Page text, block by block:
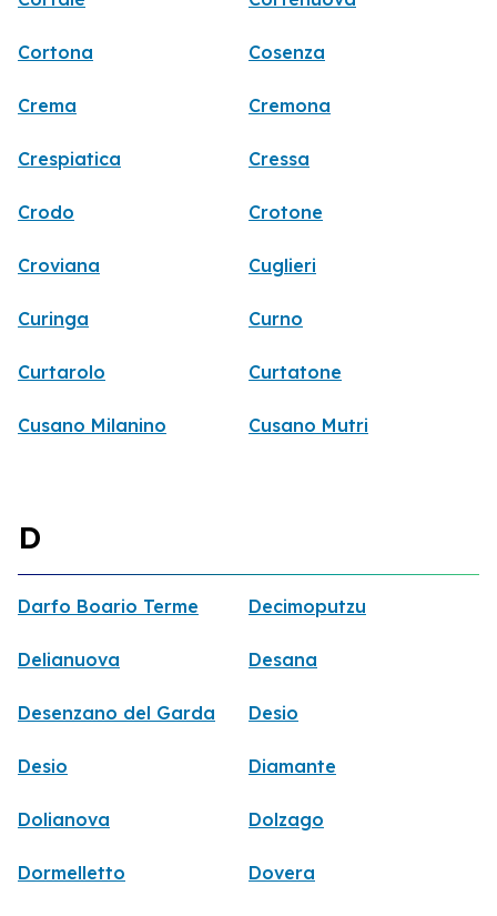
Cortona Cosenza
Crema Cremona
Crespiatica Cressa
Crodo Crotone
Croviana Cuglieri
Curinga Curno
Curtarolo Curtatone
Cusano Milanino Cusano Mutri
D
Darfo Boario Terme Decimoputzu
Delianuova Desana
Desenzano del Garda Desio
Desio Diamante
Dolianova Dolzago
Dormelletto Dovera